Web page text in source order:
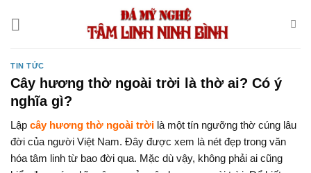
TIN TỨC
Cây hương thờ ngoài trời là thờ ai? Có ý
nghĩa gì?
Lập cây hương thờ ngoài trời là một tín ngưỡng thờ cúng lâu
đời của người Việt Nam. Đây được xem là nét đẹp trong văn
hóa tâm linh từ bao đời qua. Mặc dù vậy, không phải ai cũng